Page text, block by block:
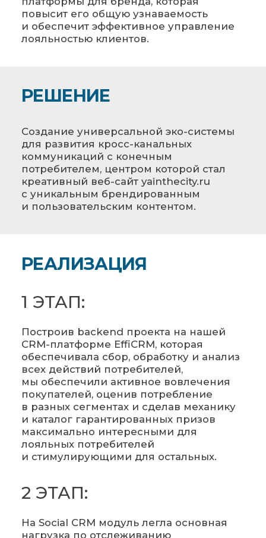
повысит его общую узнаваемость
и обеспечит эффективное управление
лояльностью клиентов.
РЕШЕНИЕ
Cоздание универсальной эко-системы
для развития кросс-канальных
коммуникаций с конечным
потребителем, центром которой стал
креативный веб-сайт yainthecity.ru
с уникальным брендированным
и пользовательским контентом.
РЕАЛИЗАЦИЯ
1 ЭТАП:
Построив backend проекта на нашей
CRM-платформе EffiCRM, которая
обеспечивала сбор, обработку и анализ
всех действий потребителей,
мы обеспечили активное вовлечения
покупателей, оценив потребление
в разных сегментах и сделав механику
и каталог гарантированных призов
максимально интересными для
лояльных потребителей
и стимулирующими для остальных.
2 ЭТАП:
На Social CRM модуль легла основная
нагрузка по отслеживанию